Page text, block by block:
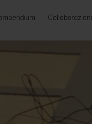
Collaborazioni